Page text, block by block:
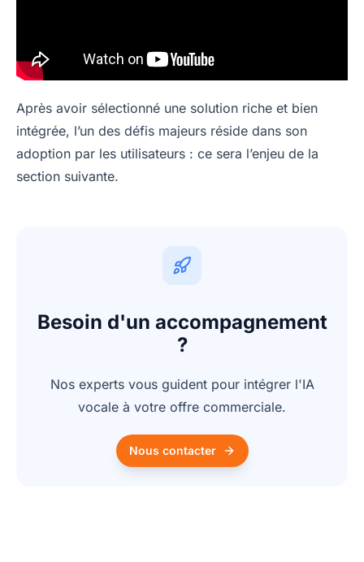
Après avoir sélectionné une solution riche et bien
intégrée, l’un des défis majeurs réside dans son
adoption par les utilisateurs : ce sera l’enjeu de la
section suivante.
Besoin d'un accompagnement
?
Nos experts vous guident pour intégrer l'IA
vocale à votre offre commerciale.
Nous contacter